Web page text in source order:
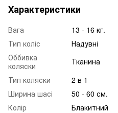
Характеристики
Вага
13 - 16 кг.
Тип коліс
Надувні
Оббивка
коляски
Тканина
Тип коляски
2 в 1
Ширина шасі
50 - 60 см.
Колір
Блакитний